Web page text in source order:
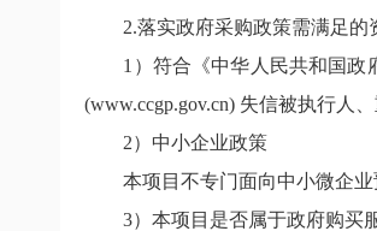
2.落实政府采购政策需满足的
1）符合《中华人民共和国政府
(www.ccgp.gov.cn) 失信被执行人
2）中小企业政策
本项目不专门面向中小微企业
3）本项目是否属于政府购买服